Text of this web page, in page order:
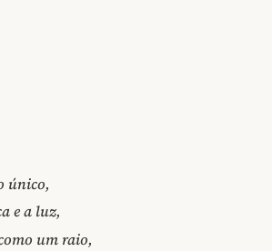
único,
e a luz,
um raio,